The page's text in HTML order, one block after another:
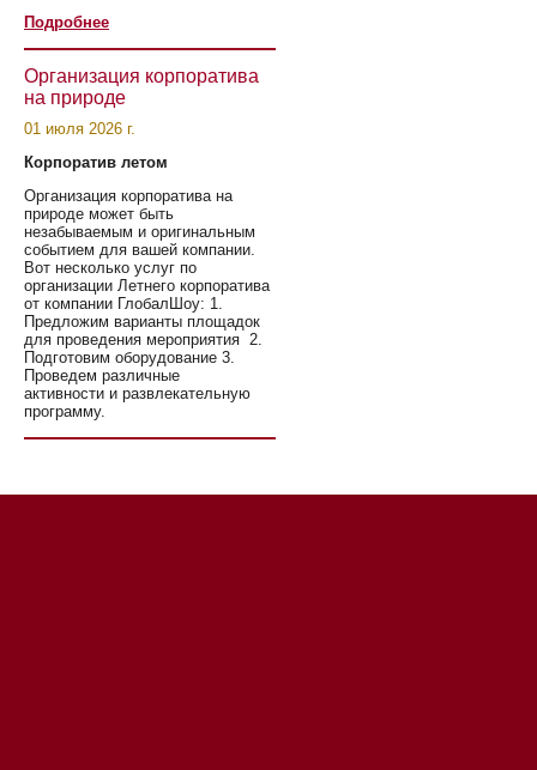
Подробнее
Организация корпоратива
на природе
01 июля 2026 г.
Корпоратив летом
Организация корпоратива на
природе может быть
незабываемым и оригинальным
событием для вашей компании.
Вот несколько услуг по
организации Летнего корпоратива
от компании ГлобалШоу: 1.
Предложим варианты площадок
для проведения мероприятия 2.
Подготовим оборудование 3.
Проведем различные
активности и развлекательную
программу.